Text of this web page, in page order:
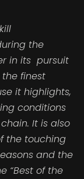
the
in its pursuit
finest
it highlights,
conditions
It is also
the touching
and the
“Best of the